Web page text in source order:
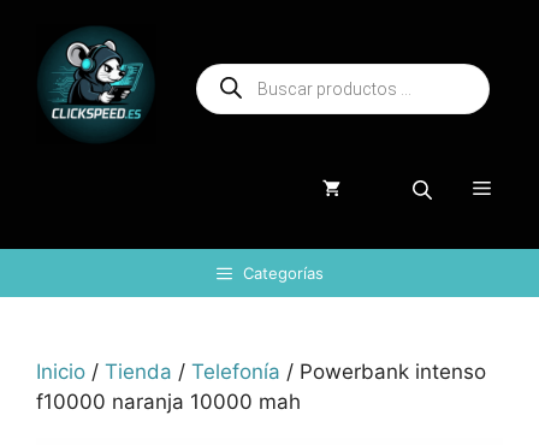
contenido
Búsqueda
de
productos
Menú
Categorías
Inicio / Tienda / Telefonía / Powerbank intenso
f10000 naranja 10000 mah